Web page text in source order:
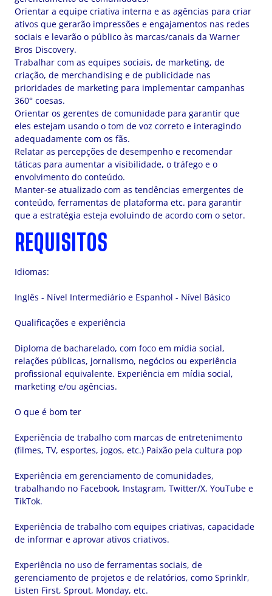
Orientar a equipe criativa interna e as agências para criar
ativos que gerarão impressões e engajamentos nas redes
sociais e levarão o público às marcas/canais da Warner
Bros Discovery.
Trabalhar com as equipes sociais, de marketing, de
criação, de merchandising e de publicidade nas
prioridades de marketing para implementar campanhas
360° coesas.
Orientar os gerentes de comunidade para garantir que
eles estejam usando o tom de voz correto e interagindo
adequadamente com os fãs.
Relatar as percepções de desempenho e recomendar
táticas para aumentar a visibilidade, o tráfego e o
envolvimento do conteúdo.
Manter-se atualizado com as tendências emergentes de
conteúdo, ferramentas de plataforma etc. para garantir
que a estratégia esteja evoluindo de acordo com o setor.
REQUISITOS
Idiomas:
Inglês - Nível Intermediário e Espanhol - Nível Básico
Qualificações e experiência
Diploma de bacharelado, com foco em mídia social,
relações públicas, jornalismo, negócios ou experiência
profissional equivalente. Experiência em mídia social,
marketing e/ou agências.
O que é bom ter
Experiência de trabalho com marcas de entretenimento
(filmes, TV, esportes, jogos, etc.) Paixão pela cultura pop
Experiência em gerenciamento de comunidades,
trabalhando no Facebook, Instagram, Twitter/X, YouTube e
TikTok.
Experiência de trabalho com equipes criativas, capacidade
de informar e aprovar ativos criativos.
Experiência no uso de ferramentas sociais, de
gerenciamento de projetos e de relatórios, como Sprinklr,
Listen First, Sprout, Monday, etc.